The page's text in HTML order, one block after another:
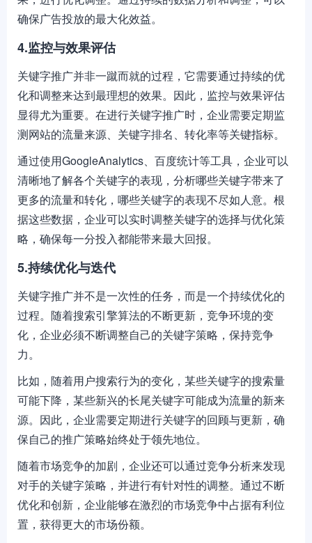
确保广告投放的最大化效益。
4.监控与效果评估
关键字推广并非一蹴而就的过程，它需要通过持续的优
化和调整来达到最理想的效果。因此，监控与效果评估
显得尤为重要。在进行关键字推广时，企业需要定期监
测网站的流量来源、关键字排名、转化率等关键指标。
通过使用GoogleAnalytics、百度统计等工具，企业可以
清晰地了解各个关键字的表现，分析哪些关键字带来了
更多的流量和转化，哪些关键字的表现不尽如人意。根
据这些数据，企业可以实时调整关键字的选择与优化策
略，确保每一分投入都能带来最大回报。
5.持续优化与迭代
关键字推广并不是一次性的任务，而是一个持续优化的
过程。随着搜索引擎算法的不断更新，竞争环境的变
化，企业必须不断调整自己的关键字策略，保持竞争
力。
比如，随着用户搜索行为的变化，某些关键字的搜索量
可能下降，某些新兴的长尾关键字可能成为流量的新来
源。因此，企业需要定期进行关键字的回顾与更新，确
保自己的推广策略始终处于领先地位。
随着市场竞争的加剧，企业还可以通过竞争分析来发现
对手的关键字策略，并进行有针对性的调整。通过不断
优化和创新，企业能够在激烈的市场竞争中占据有利位
置，获得更大的市场份额。